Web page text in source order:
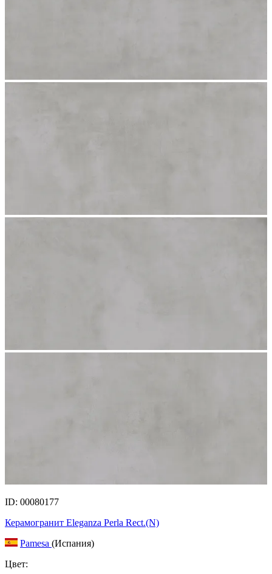
ID: 00080177
Керамогранит Eleganza Perla Rect.(N)
Pamesa (Испания)
Цвет: